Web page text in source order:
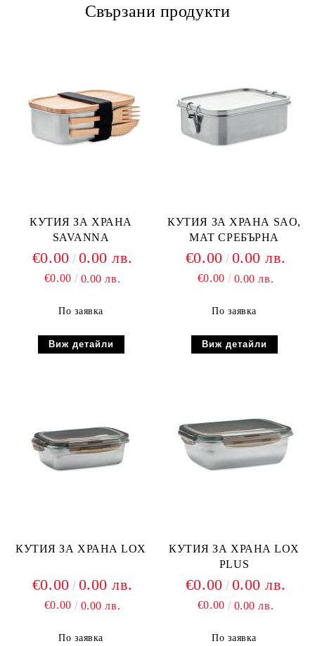
Свързани продукти
КУТИЯ ЗА ХРАНА
SAVANNA
€0.00 0.00 лв.
€0.00 0.00 лв.
По заявка
Виж детайли
КУТИЯ ЗА ХРАНА SAO,
МАТ СРЕБЪРНА
€0.00 0.00 лв.
€0.00 0.00 лв.
По заявка
Виж детайли
КУТИЯ ЗА ХРАНА LOX
€0.00 0.00 лв.
€0.00 0.00 лв.
По заявка
КУТИЯ ЗА ХРАНА LOX
PLUS
€0.00 0.00 лв.
€0.00 0.00 лв.
По заявка